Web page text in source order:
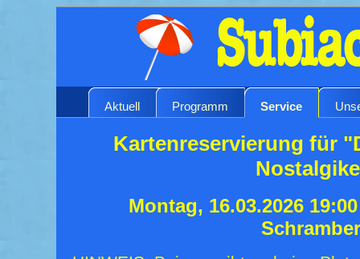
Aktuell Programm Service
Kartenreservierung für
Montag, 16.03.2026